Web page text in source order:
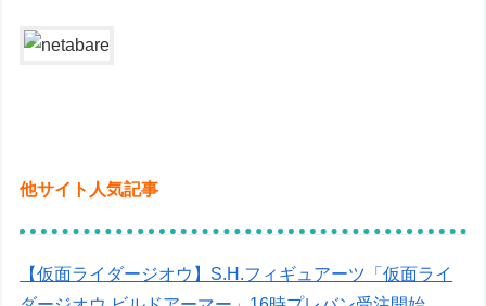
他サイト人気記事
【仮面ライダージオウ】S.H.フィギュアーツ「仮面ライ